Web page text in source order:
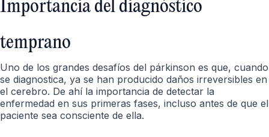
Importancia del diagnóstico
temprano
Uno de los grandes desafíos del párkinson es que, cuando
se diagnostica, ya se han producido daños irreversibles en
el cerebro. De ahí la importancia de detectar la
enfermedad en sus primeras fases, incluso antes de que el
paciente sea consciente de ella.